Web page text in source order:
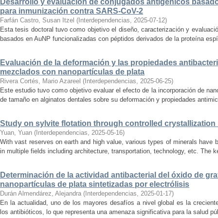
Desarrollo y evaluación de conjugados antigénicos
para inmunización contra SARS-CoV-2
Farfán Castro, Susan Itzel ( Interdependencias, 2025-07-12)
Esta tesis doctoral tuvo como objetivo el diseño, caracterización y
basados en AuNP funcionalizadas con péptidos derivados de la proteína
Evaluación de la deformación y las propiedades
mezclados con nanopartículas de plata
Rivera Cortés, Mario Azareel ( Interdependencias, 2025-06-25)
Este estudio tuvo como objetivo evaluar el efecto de la incorporación de
de tamaño en alginatos dentales sobre su deformación y propiedades
Study on sylvite flotation through controlled
Yuan, Yuan ( Interdependencias, 2025-05-16)
With vast reserves on earth and high value, various types of minerals have
in multiple fields including architecture, transportation, technology, etc. The
Determinación de la actividad antibacterial del óxido de
nanopartículas de plata sintetizadas por electrólisis
Durán Almendárez, Alejandra ( Interdependencias, 2025-01-17)
En la actualidad, uno de los mayores desafíos a nivel global es la
los antibióticos, lo que representa una amenaza significativa para la salud